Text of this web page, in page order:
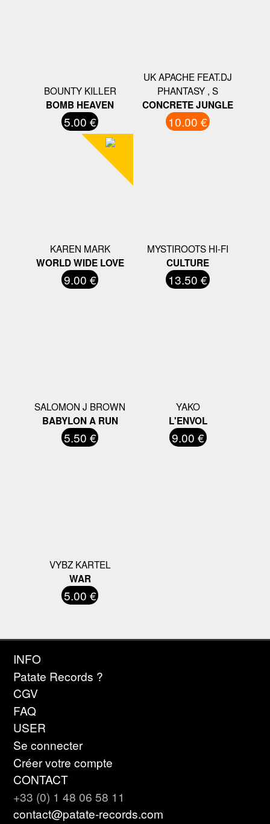
BOUNTY KILLER
BOMB HEAVEN
5.00 €
UK APACHE FEAT.DJ
PHANTASY , S
CONCRETE JUNGLE
10.00 €
KAREN MARK
WORLD WIDE LOVE
9.00 €
MYSTIROOTS HI-FI
CULTURE
13.50 €
SALOMON J BROWN
BABYLON A RUN
5.50 €
YAKO
L'ENVOL
9.00 €
VYBZ KARTEL
WAR
5.00 €
INFO
Patate Records ?
CGV
FAQ
USER
Se connecter
Créer votre compte
CONTACT
+33 (0) 1 48 06 58 11
contact@patate-records.com